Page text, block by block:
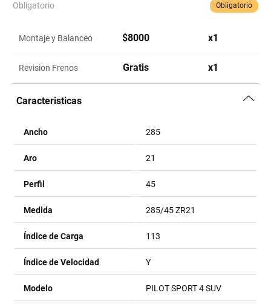
Obligatorio Obligatorio
Montaje y Balanceo $8000 x1
Revision Frenos Gratis x1
Caracteristicas
Ancho 285
Aro 21
Perfil 45
Medida 285/45 ZR21
Índice de Carga 113
Índice de Velocidad Y
Modelo PILOT SPORT 4 SUV